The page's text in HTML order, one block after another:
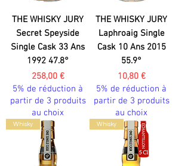
THE WHISKY JURY
Secret Speyside
Single Cask 33 Ans
1992 47.8°
Prix
258,00 €
5% de réduction à
partir de 3 produits
au choix
THE WHISKY JURY
Laphroaig Single
Cask 10 Ans 2015
55.9°
Prix
10,80 €
5% de réduction à
partir de 3 produits
au choix
Whisky Whisky